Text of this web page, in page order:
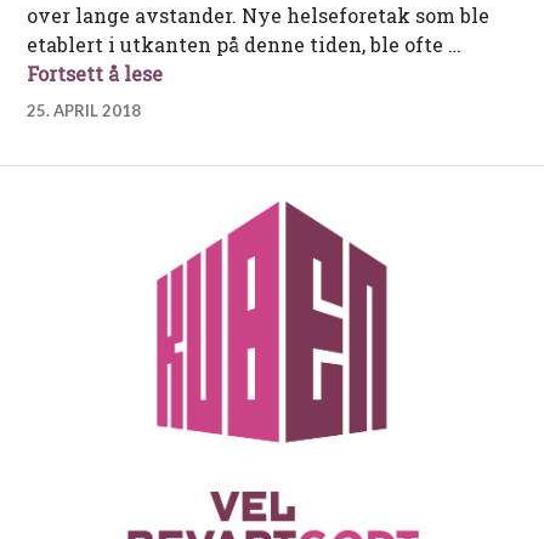
over lange avstander. Nye helseforetak som ble
etablert i utkanten på denne tiden, ble ofte …
Fortsett å leseEventyrslottet som brakte strøm til
25. APRIL 2018